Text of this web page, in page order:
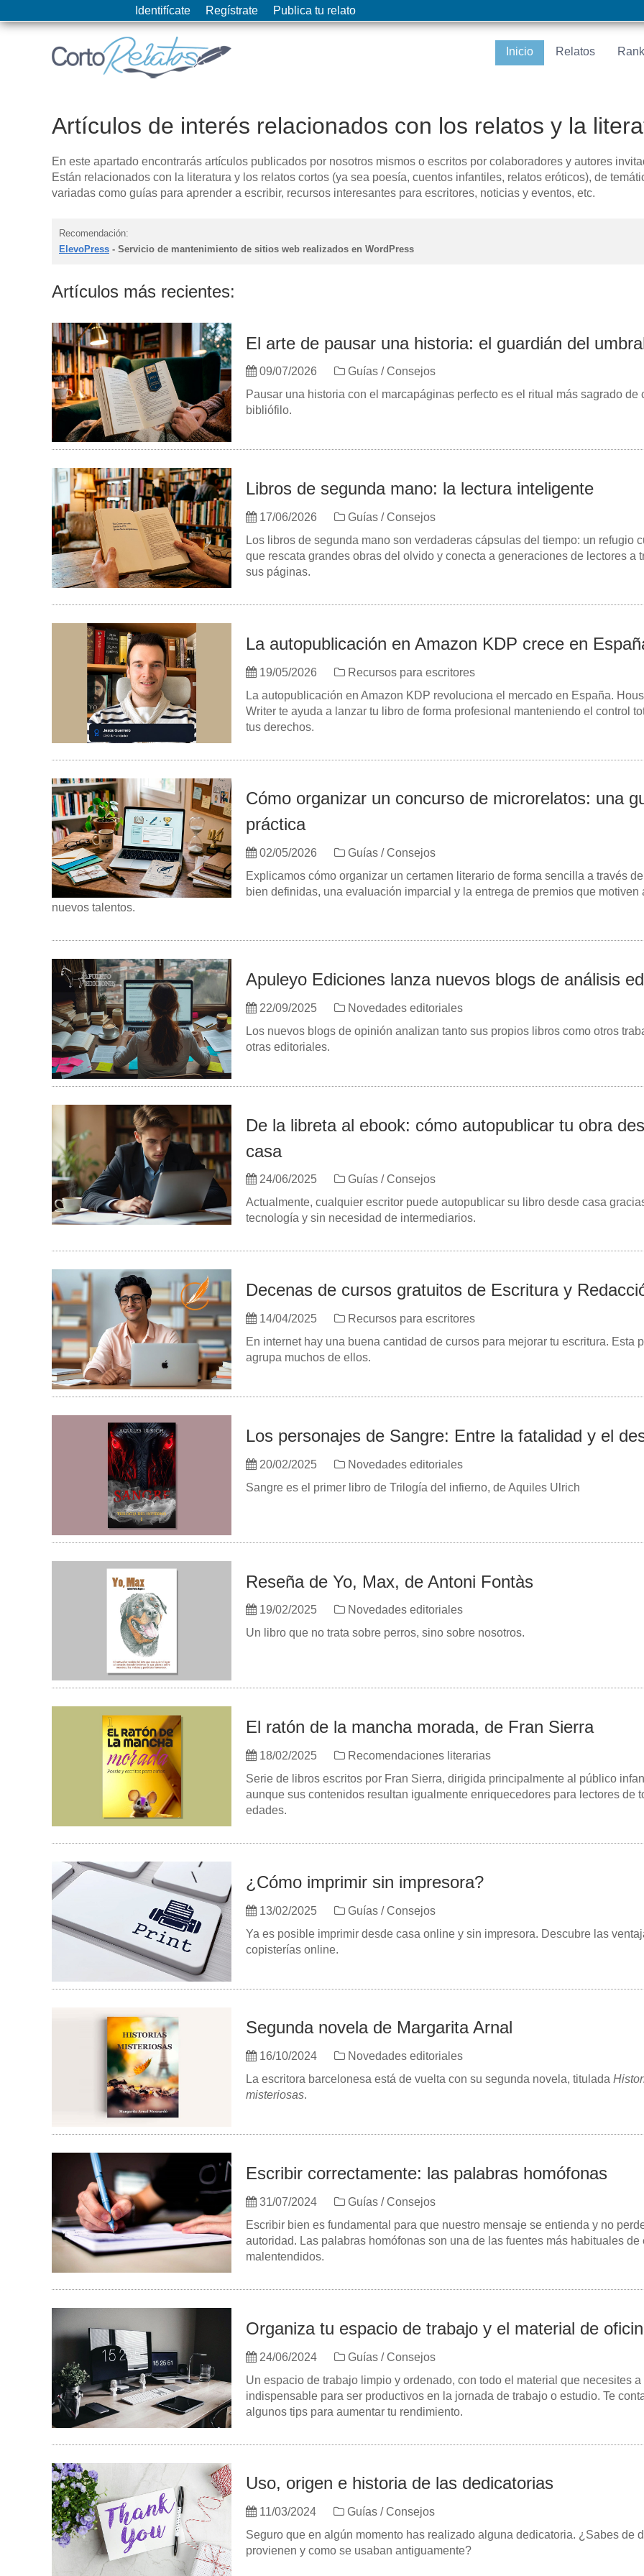
Identifícate Regístrate Publica tu relato
Inicio Relatos
Artículos de interés relacionados con los relatos y la
En este apartado encontrarás artículos publicados por nosotros mismos o escritos por colaboradores y autores
Están relacionados con la literatura y los relatos cortos (ya sea poesía, cuentos infantiles, relatos eróticos), de
variadas como guías para aprender a escribir, recursos interesantes para escritores, noticias y eventos, etc.
Recomendación:
ElevoPress - Servicio de mantenimiento de sitios web realizados en WordPress
Artículos más recientes:
El arte de pausar una historia: el guardián del
09/07/2026
Guías / Consejos
Pausar una historia con el marcapáginas perfecto es el ritual más sagrado de
bibliófilo.
Libros de segunda mano: la lectura inteligente
17/06/2026
Guías / Consejos
Los libros de segunda mano son verdaderas cápsulas del tiempo: un refugio
que rescata grandes obras del olvido y conecta a generaciones de lectores a
sus páginas.
La autopublicación en Amazon KDP crece en
19/05/2026
Recursos para escritores
La autopublicación en Amazon KDP revoluciona el mercado en España.
Writer te ayuda a lanzar tu libro de forma profesional manteniendo el control
tus derechos.
Cómo organizar un concurso de microrelatos: una
práctica
02/05/2026
Guías / Consejos
Explicamos cómo organizar un certamen literario de forma sencilla a través
bien definidas, una evaluación imparcial y la entrega de premios que motiven
nuevos talentos.
Apuleyo Ediciones lanza nuevos blogs de análisis
22/09/2025
Novedades editoriales
Los nuevos blogs de opinión analizan tanto sus propios libros como otros
otras editoriales.
De la libreta al ebook: cómo autopublicar tu obra
casa
24/06/2025
Guías / Consejos
Actualmente, cualquier escritor puede autopublicar su libro desde casa
tecnología y sin necesidad de intermediarios.
Decenas de cursos gratuitos de Escritura y
14/04/2025
Recursos para escritores
En internet hay una buena cantidad de cursos para mejorar tu escritura. Esta
agrupa muchos de ellos.
Los personajes de Sangre: Entre la fatalidad y el
20/02/2025
Novedades editoriales
Sangre es el primer libro de Trilogía del infierno, de Aquiles Ulrich
Reseña de Yo, Max, de Antoni Fontàs
19/02/2025
Novedades editoriales
Un libro que no trata sobre perros, sino sobre nosotros.
El ratón de la mancha morada, de Fran Sierra
18/02/2025
Recomendaciones literarias
Serie de libros escritos por Fran Sierra, dirigida principalmente al público
aunque sus contenidos resultan igualmente enriquecedores para lectores de
edades.
¿Cómo imprimir sin impresora?
13/02/2025
Guías / Consejos
Ya es posible imprimir desde casa online y sin impresora. Descubre las
copisterías online.
Segunda novela de Margarita Arnal
16/10/2024
Novedades editoriales
La escritora barcelonesa está de vuelta con su segunda novela, titulada
misteriosas.
Escribir correctamente: las palabras homófonas
31/07/2024
Guías / Consejos
Escribir bien es fundamental para que nuestro mensaje se entienda y no
autoridad. Las palabras homófonas son una de las fuentes más habituales de
malentendidos.
Organiza tu espacio de trabajo y el material de
24/06/2024
Guías / Consejos
Un espacio de trabajo limpio y ordenado, con todo el material que necesites a
indispensable para ser productivos en la jornada de trabajo o estudio. Te
algunos tips para aumentar tu rendimiento.
Uso, origen e historia de las dedicatorias
11/03/2024
Guías / Consejos
Seguro que en algún momento has realizado alguna dedicatoria. ¿Sabes de
provienen y como se usaban antiguamente?